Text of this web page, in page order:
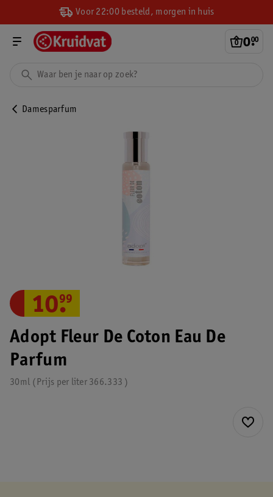
Voor 22:00 besteld, morgen in huis
0.
00
Damesparfum
Adopt Fleur De Coton Eau De
Parfum
30ml 366.333
Prijs per liter
10.
99